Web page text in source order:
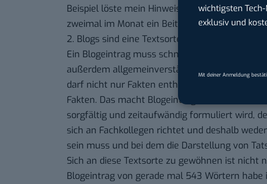
wichtigsten
exklusiv und
Mit deiner Anmeldung
Beispiel löste mein Hinweis erstaunen aus,
zweimal im Monat ein Beitrag erscheint, nicht
2. Blogs sind eine Textsorte, die einem als
Ein Blogeintrag muss schnell geschrieben
außerdem allgemeinverständlich und
darf nicht nur Fakten enthalten, sondern auch
Fakten. Das macht Blogeinträge so ziemlich
sorgfältig und zeitaufwändig formuliert wird,
sich an Fachkollegen richtet und deshalb
sein muss und bei dem die Darstellung von
Sich an diese Textsorte zu gewöhnen ist
Blogeintrag von gerade mal 543 Wörtern habe